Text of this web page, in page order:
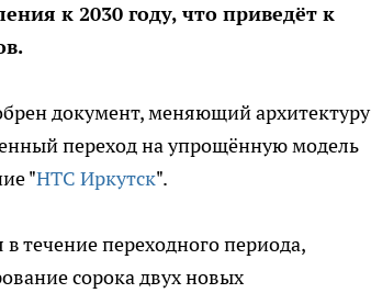
к 2030 году, что приведёт к
документ, меняющий архитектуру
переход на упрощённую модель
"НТС Иркутск".
течение переходного периода,
сорока двух новых